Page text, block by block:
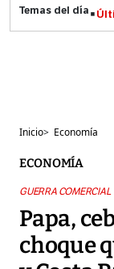
Inicio> Economía
ECONOMÍA
GUERRA COMERCIAL
Papa,
choque